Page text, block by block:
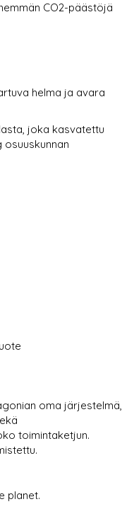
CO2-päästöjä
helma ja avara
joka kasvatettu
oma järjestelmä,
toimintaketjun.
planet.